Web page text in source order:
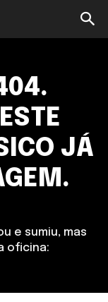
JÁ
e sumiu, mas
oficina: